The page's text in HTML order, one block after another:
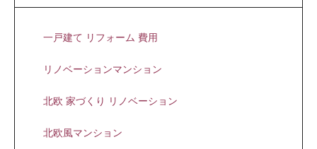
一戸建て リフォーム 費用
リノベーションマンション
北欧 家づくり リノベーション
北欧風マンション